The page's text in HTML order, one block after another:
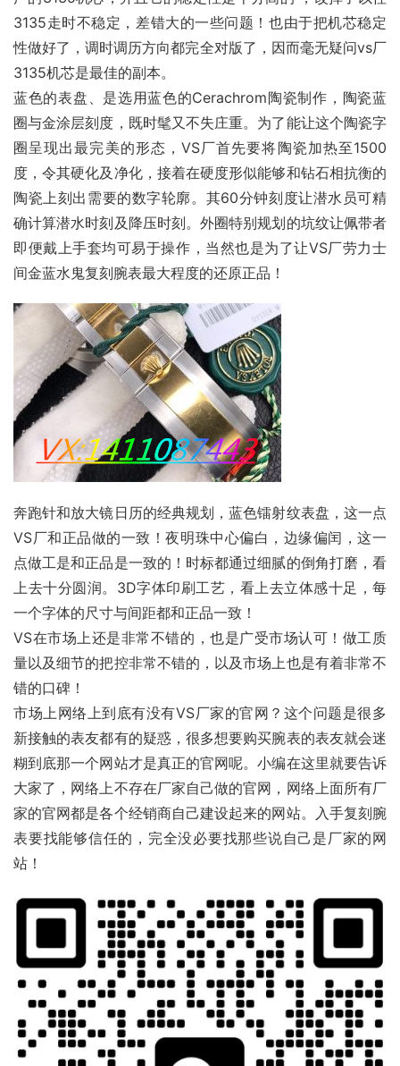
3135走时不稳定，差错大的一些问题！也由于把机芯稳定
性做好了，调时调历方向都完全对版了，因而毫无疑问vs厂
3135机芯是最佳的副本。
蓝色的表盘、是选用蓝色的Cerachrom陶瓷制作，陶瓷蓝
圈与金涂层刻度，既时髦又不失庄重。为了能让这个陶瓷字
圈呈现出最完美的形态，VS厂首先要将陶瓷加热至1500
度，令其硬化及净化，接着在硬度形似能够和钻石相抗衡的
陶瓷上刻出需要的数字轮廓。其60分钟刻度让潜水员可精
确计算潜水时刻及降压时刻。外圈特别规划的坑纹让佩带者
即便戴上手套均可易于操作，当然也是为了让VS厂劳力士
间金蓝水鬼复刻腕表最大程度的还原正品！
奔跑针和放大镜日历的经典规划，蓝色镭射纹表盘，这一点
VS厂和正品做的一致！夜明珠中心偏白，边缘偏闰，这一
点做工是和正品是一致的！时标都通过细腻的倒角打磨，看
上去十分圆润。3D字体印刷工艺，看上去立体感十足，每
一个字体的尺寸与间距都和正品一致！
VS在市场上还是非常不错的，也是广受市场认可！做工质
量以及细节的把控非常不错的，以及市场上也是有着非常不
错的口碑！
市场上网络上到底有没有VS厂家的官网？这个问题是很多
新接触的表友都有的疑惑，很多想要购买腕表的表友就会迷
糊到底那一个网站才是真正的官网呢。小编在这里就要告诉
大家了，网络上不存在厂家自己做的官网，网络上面所有厂
家的官网都是各个经销商自己建设起来的网站。入手复刻腕
表要找能够信任的，完全没必要找那些说自己是厂家的网
站！